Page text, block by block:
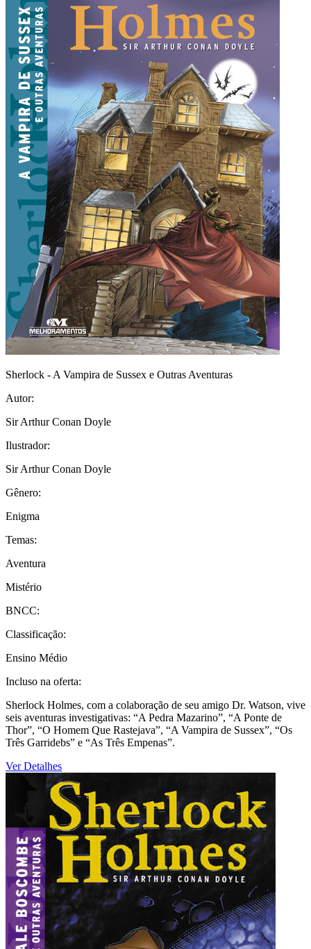
Sherlock - A Vampira de Sussex e Outras Aventuras
Autor:
Sir Arthur Conan Doyle
Ilustrador:
Sir Arthur Conan Doyle
Gênero:
Enigma
Temas:
Aventura
Mistério
BNCC:
Classificação:
Ensino Médio
Incluso na oferta:
Sherlock Holmes, com a colaboração de seu amigo Dr. Watson, vive
seis aventuras investigativas: “A Pedra Mazarino”, “A Ponte de
Thor”, “O Homem Que Rastejava”, “A Vampira de Sussex”, “Os
Três Garridebs” e “As Três Empenas”.
Ver Detalhes